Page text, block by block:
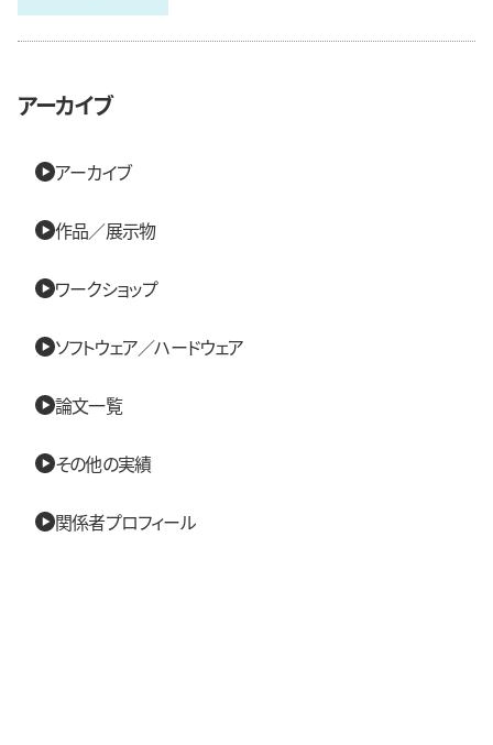
アーカイブ
アーカイブ
作品／展示物
ワークショップ
ソフトウェア／ハードウェア
論文一覧
その他の実績
関係者プロフィール